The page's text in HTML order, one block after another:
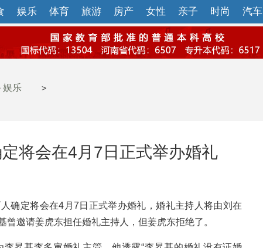
娱乐 体育 旅游 房产 女性 亲子 时尚 汽车
娱乐 >
将会在4月7日正式举办婚礼
定将会在4月7日正式举办婚礼，婚礼主持人将由刘在
邀请姜虎东担任婚礼主持人，但姜虎东拒绝了。